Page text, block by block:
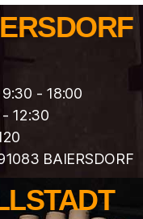
9:30 - 18:00
12:30
BAIERSDORF